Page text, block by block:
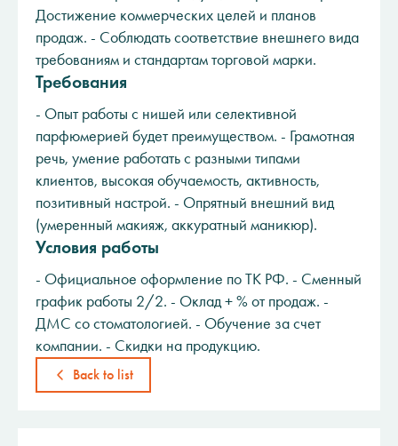
Достижение коммерческих целей и планов
продаж. - Соблюдать соответствие внешнего вида
требованиям и стандартам торговой марки.
Требования
- Опыт работы с нишей или селективной
парфюмерией будет преимуществом. - Грамотная
речь, умение работать с разными типами
клиентов, высокая обучаемость, активность,
позитивный настрой. - Опрятный внешний вид
(умеренный макияж, аккуратный маникюр).
Условия работы
- Официальное оформление по ТК РФ. - Сменный
график работы 2/2. - Оклад + % от продаж. -
ДМС со стоматологией. - Обучение за счет
компании. - Скидки на продукцию.
Back to list